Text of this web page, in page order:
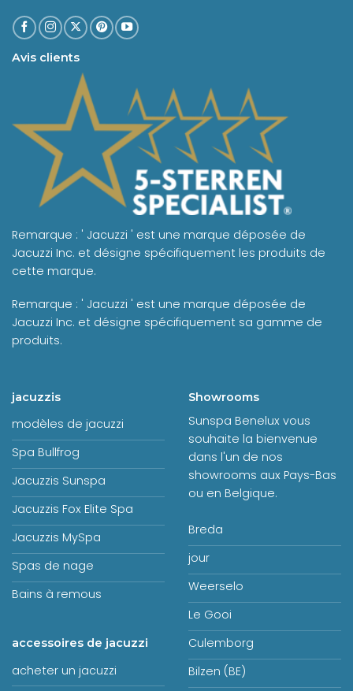
Avis clients
Remarque : ' Jacuzzi ' est une marque déposée de
Jacuzzi Inc. et désigne spécifiquement les produits de
cette marque.
Remarque : ' Jacuzzi ' est une marque déposée de
Jacuzzi Inc. et désigne spécifiquement sa gamme de
produits.
jacuzzis
modèles de jacuzzi
Spa Bullfrog
Jacuzzis Sunspa
Jacuzzis Fox Elite Spa
Jacuzzis MySpa
Spas de nage
Bains à remous
accessoires de jacuzzi
acheter un jacuzzi
Showrooms
Sunspa Benelux vous
souhaite la bienvenue
dans l'un de nos
showrooms aux Pays-Bas
ou en Belgique.
Breda
jour
Weerselo
Le Gooi
Culemborg
Bilzen (BE)